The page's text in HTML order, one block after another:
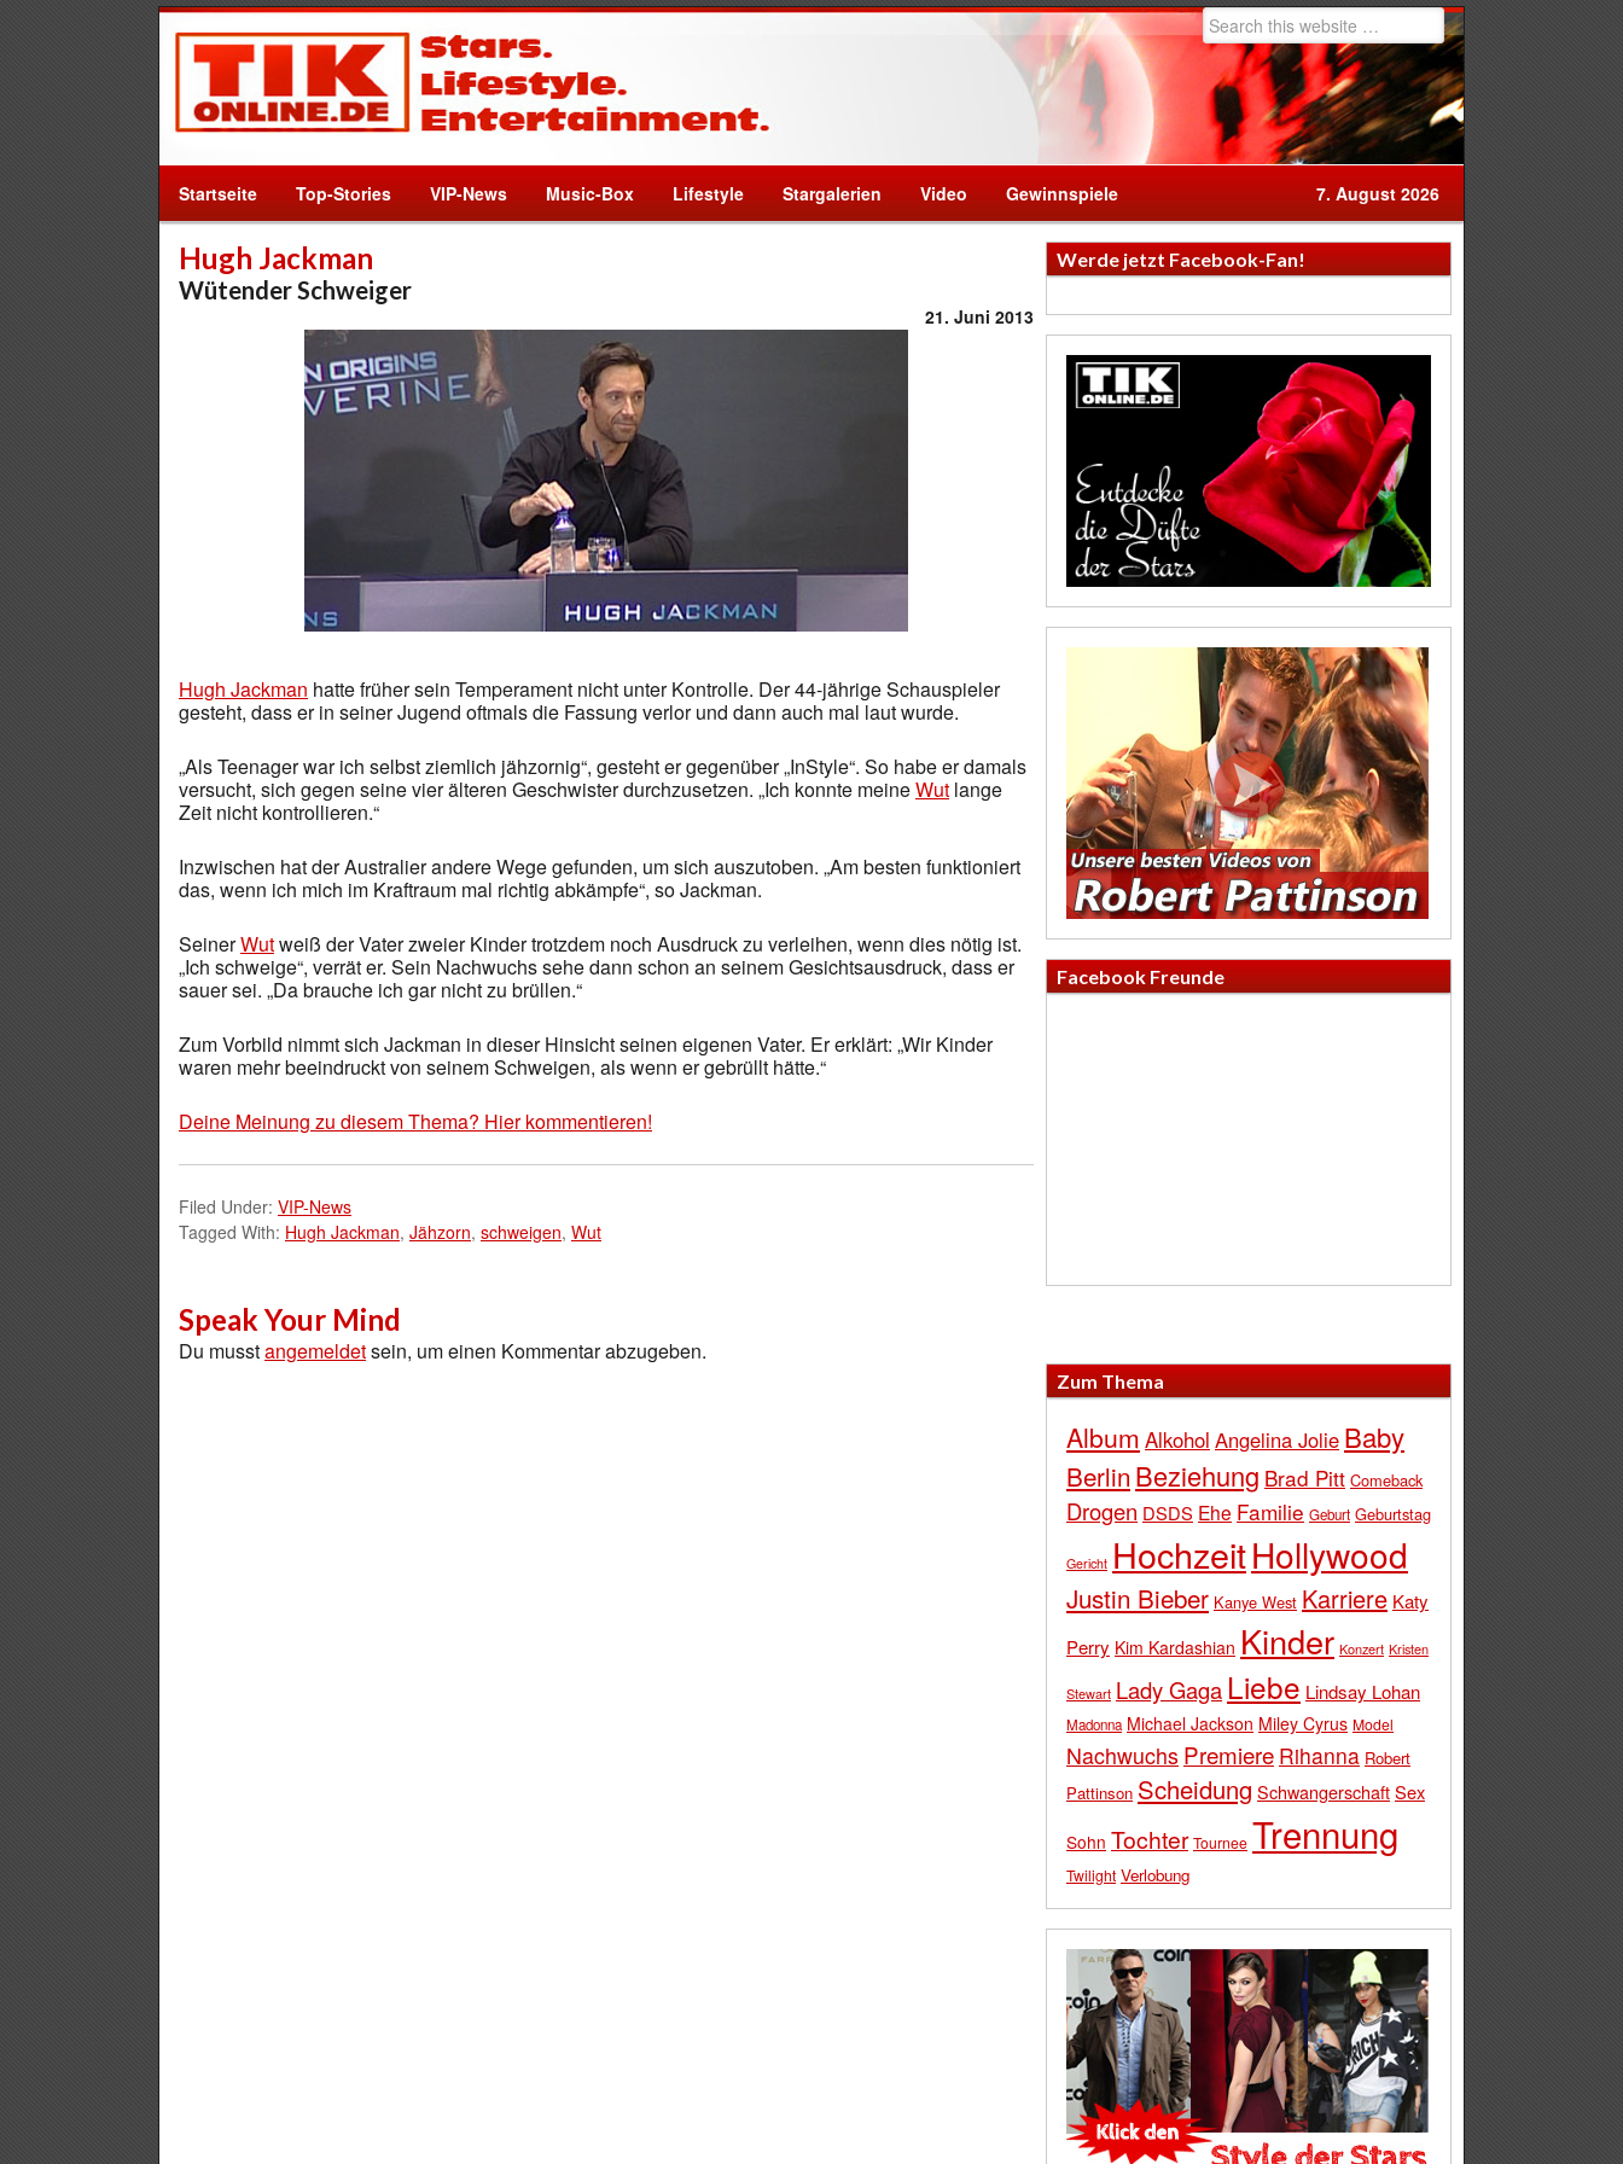
Startseite Top-Stories VIP-News Music-Box Lifestyle Stargalerien Video Gewinnspiele 7. August 2026
Hugh Jackman
Wütender Schweiger
21. Juni 2013
Hugh Jackman hatte früher sein Temperament nicht unter Kontrolle. Der 44-jährige Schauspieler
gesteht, dass er in seiner Jugend oftmals die Fassung verlor und dann auch mal laut wurde.
„Als Teenager war ich selbst ziemlich jähzornig“, gesteht er gegenüber „InStyle“. So habe er damals
versucht, sich gegen seine vier älteren Geschwister durchzusetzen. „Ich konnte meineWut lange
Zeit nicht kontrollieren.“
Inzwischen hat der Australier andere Wege gefunden, um sich auszutoben. „Am besten funktioniert
das, wenn ich mich im Kraftraum mal richtig abkämpfe“, so Jackman.
SeinerWutweiß der Vater zweier Kinder trotzdem noch Ausdruck zu verleihen, wenn dies nötig ist.
„Ich schweige“, verrät er. Sein Nachwuchs sehe dann schon an seinem Gesichtsausdruck, dass er
sauer sei. „Da brauche ich gar nicht zu brüllen.“
Zum Vorbild nimmt sich Jackman in dieser Hinsicht seinen eigenen Vater. Er erklärt: „Wir Kinder
waren mehr beeindruckt von seinem Schweigen, als wenn er gebrüllt hätte.“
Deine Meinung zu diesem Thema? Hier kommentieren!
Filed Under: VIP-News
Tagged With: Hugh Jackman, Jähzorn, schweigen, Wut
Speak Your Mind
Du musstangemeldetsein, um einen Kommentar abzugeben.
Werde jetzt Facebook-Fan!
Facebook Freunde
Zum Thema
Album Alkohol Angelina Jolie Baby
Berlin Beziehung Brad Pitt Comeback
Drogen DSDS Ehe Familie Geburt Geburtstag
Gericht HochzeitHollywood
Justin Bieber Kanye West Karriere Katy
Perry Kim Kardashian Kinder Konzert Kristen
Stewart Lady Gaga Liebe Lindsay Lohan
Madonna Michael Jackson Miley Cyrus Model
Nachwuchs Premiere Rihanna Robert
Pattinson Scheidung SchwangerschaftSex
Sohn Tochter Tournee Trennung
Twilight Verlobung